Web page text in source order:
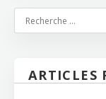
ARTICLES